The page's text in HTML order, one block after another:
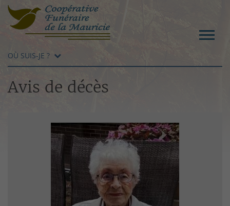
OÙ SUIS-JE ?
Avis de décès